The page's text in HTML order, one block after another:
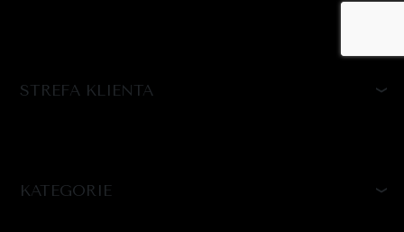
STREFA KLIENTA
KATEGORIE